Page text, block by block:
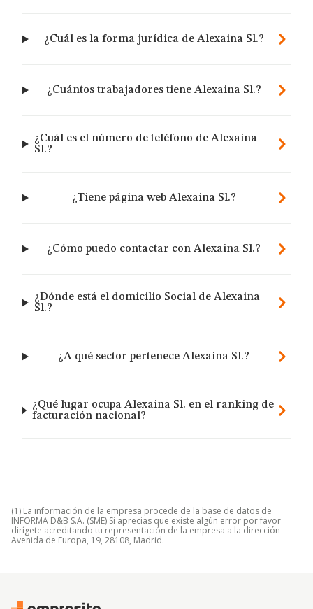
¿Cuál es la forma jurídica de Alexaina Sl.?
¿Cuántos trabajadores tiene Alexaina Sl.?
¿Cuál es el número de teléfono de Alexaina
Sl.?
¿Tiene página web Alexaina Sl.?
¿Cómo puedo contactar con Alexaina Sl.?
¿Dónde está el domicilio Social de Alexaina
Sl.?
¿A qué sector pertenece Alexaina Sl.?
¿Qué lugar ocupa Alexaina Sl. en el ranking de
facturación nacional?
(1) La información de la empresa procede de la base de datos de
INFORMA D&B S.A. (SME) Si aprecias que existe algún error por favor
dirígete acreditando tu representación de la empresa a la dirección
Avenida de Europa, 19, 28108, Madrid.